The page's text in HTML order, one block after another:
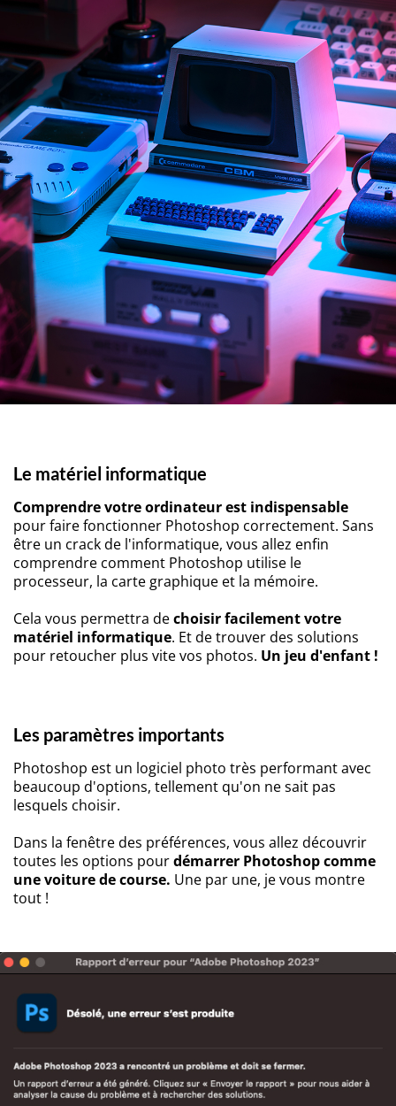
Le matériel informatique
Comprendre votre ordinateur est indispensable
pour faire fonctionner Photoshop correctement. Sans
être un crack de l'informatique, vous allez enfin
comprendre comment Photoshop utilise le
processeur, la carte graphique et la mémoire.
Cela vous permettra dechoisir facilement votre
matériel informatique. Et de trouver des solutions
pour retoucher plus vite vos photos. Un jeu d'enfant !
Les paramètres importants
Photoshop est un logiciel photo très performant avec
beaucoup d'options, tellement qu'on ne sait pas
lesquels choisir.
Dans la fenêtre des préférences, vous allez découvrir
toutes les options pourdémarrer Photoshop comme
une voiture de course. Une par une, je vous montre
tout !